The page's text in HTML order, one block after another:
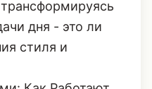
когда одежда
ритм, а
все